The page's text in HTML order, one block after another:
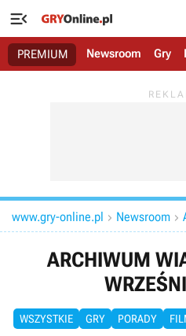

PREMIUM Newsroom Gry
www.gry-online.pl  Newsroom 
ARCHIWUM
WSZYSTKIE GRY PORADY